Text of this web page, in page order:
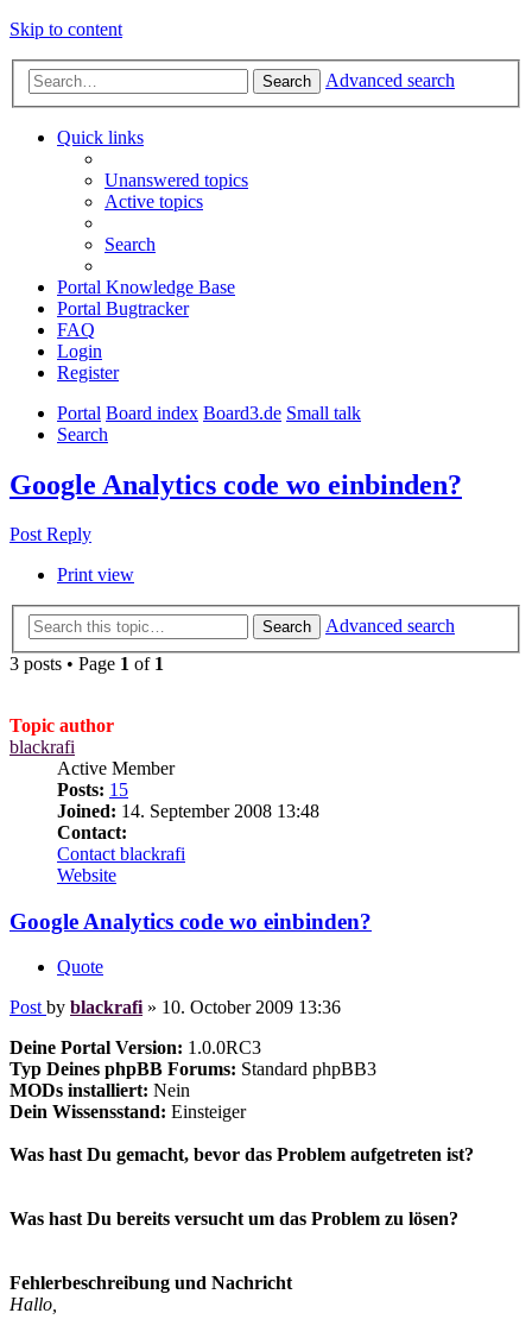
Skip to content
Search Advanced search
Quick links
Unanswered topics
Active topics
Search
Portal Knowledge Base
Portal Bugtracker
FAQ
Login
Register
Portal Board index Board3.de Small talk
Search
Google Analytics code wo einbinden?
Post Reply
Print view
Search
Advanced search
3 posts • Page 1 of 1
Topic author
blackrafi
Active Member
Posts: 15
Joined: 14. September 2008 13:48
Contact:
Contact blackrafi
Website
Google Analytics code wo einbinden?
Quote
Post by blackrafi» 10. October 2009 13:36
Deine Portal Version: 1.0.0RC3
Typ Deines phpBB Forums: Standard phpBB3
MODs installiert: Nein
Dein Wissensstand: Einsteiger
Was hast Du gemacht, bevor das Problem aufgetreten ist?
Was hast Du bereits versucht um das Problem zu lösen?
Fehlerbeschreibung und Nachricht
Hallo,